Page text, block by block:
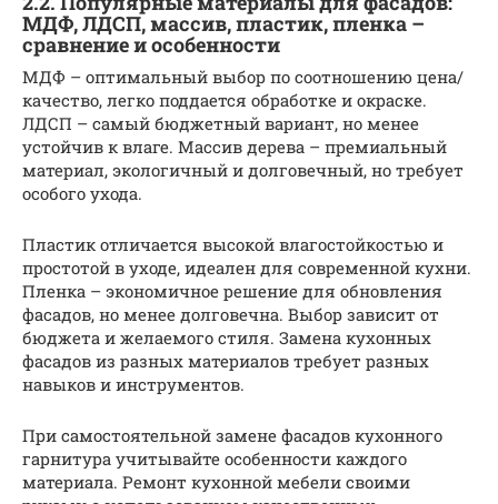
МДФ, ЛДСП, массив, пластик, пленка –
сравнение и особенности
МДФ – оптимальный выбор по соотношению цена/
качество, легко поддается обработке и окраске.
ЛДСП – самый бюджетный вариант, но менее
устойчив к влаге. Массив дерева – премиальный
материал, экологичный и долговечный, но требует
особого ухода.
Пластик отличается высокой влагостойкостью и
простотой в уходе, идеален для современной кухни.
Пленка – экономичное решение для обновления
фасадов, но менее долговечна. Выбор зависит от
бюджета и желаемого стиля. Замена кухонных
фасадов из разных материалов требует разных
навыков и инструментов.
При самостоятельной замене фасадов кухонного
гарнитура учитывайте особенности каждого
материала. Ремонт кухонной мебели своими